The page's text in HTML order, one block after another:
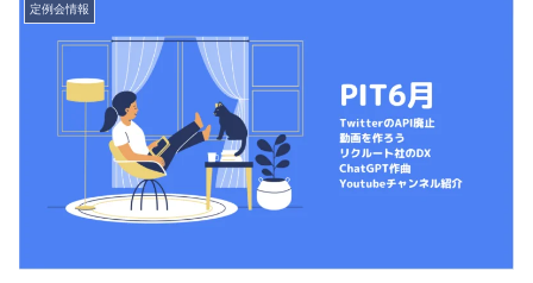
定例会情報